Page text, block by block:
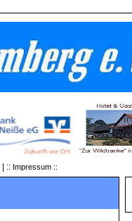
| :: Impressum ::